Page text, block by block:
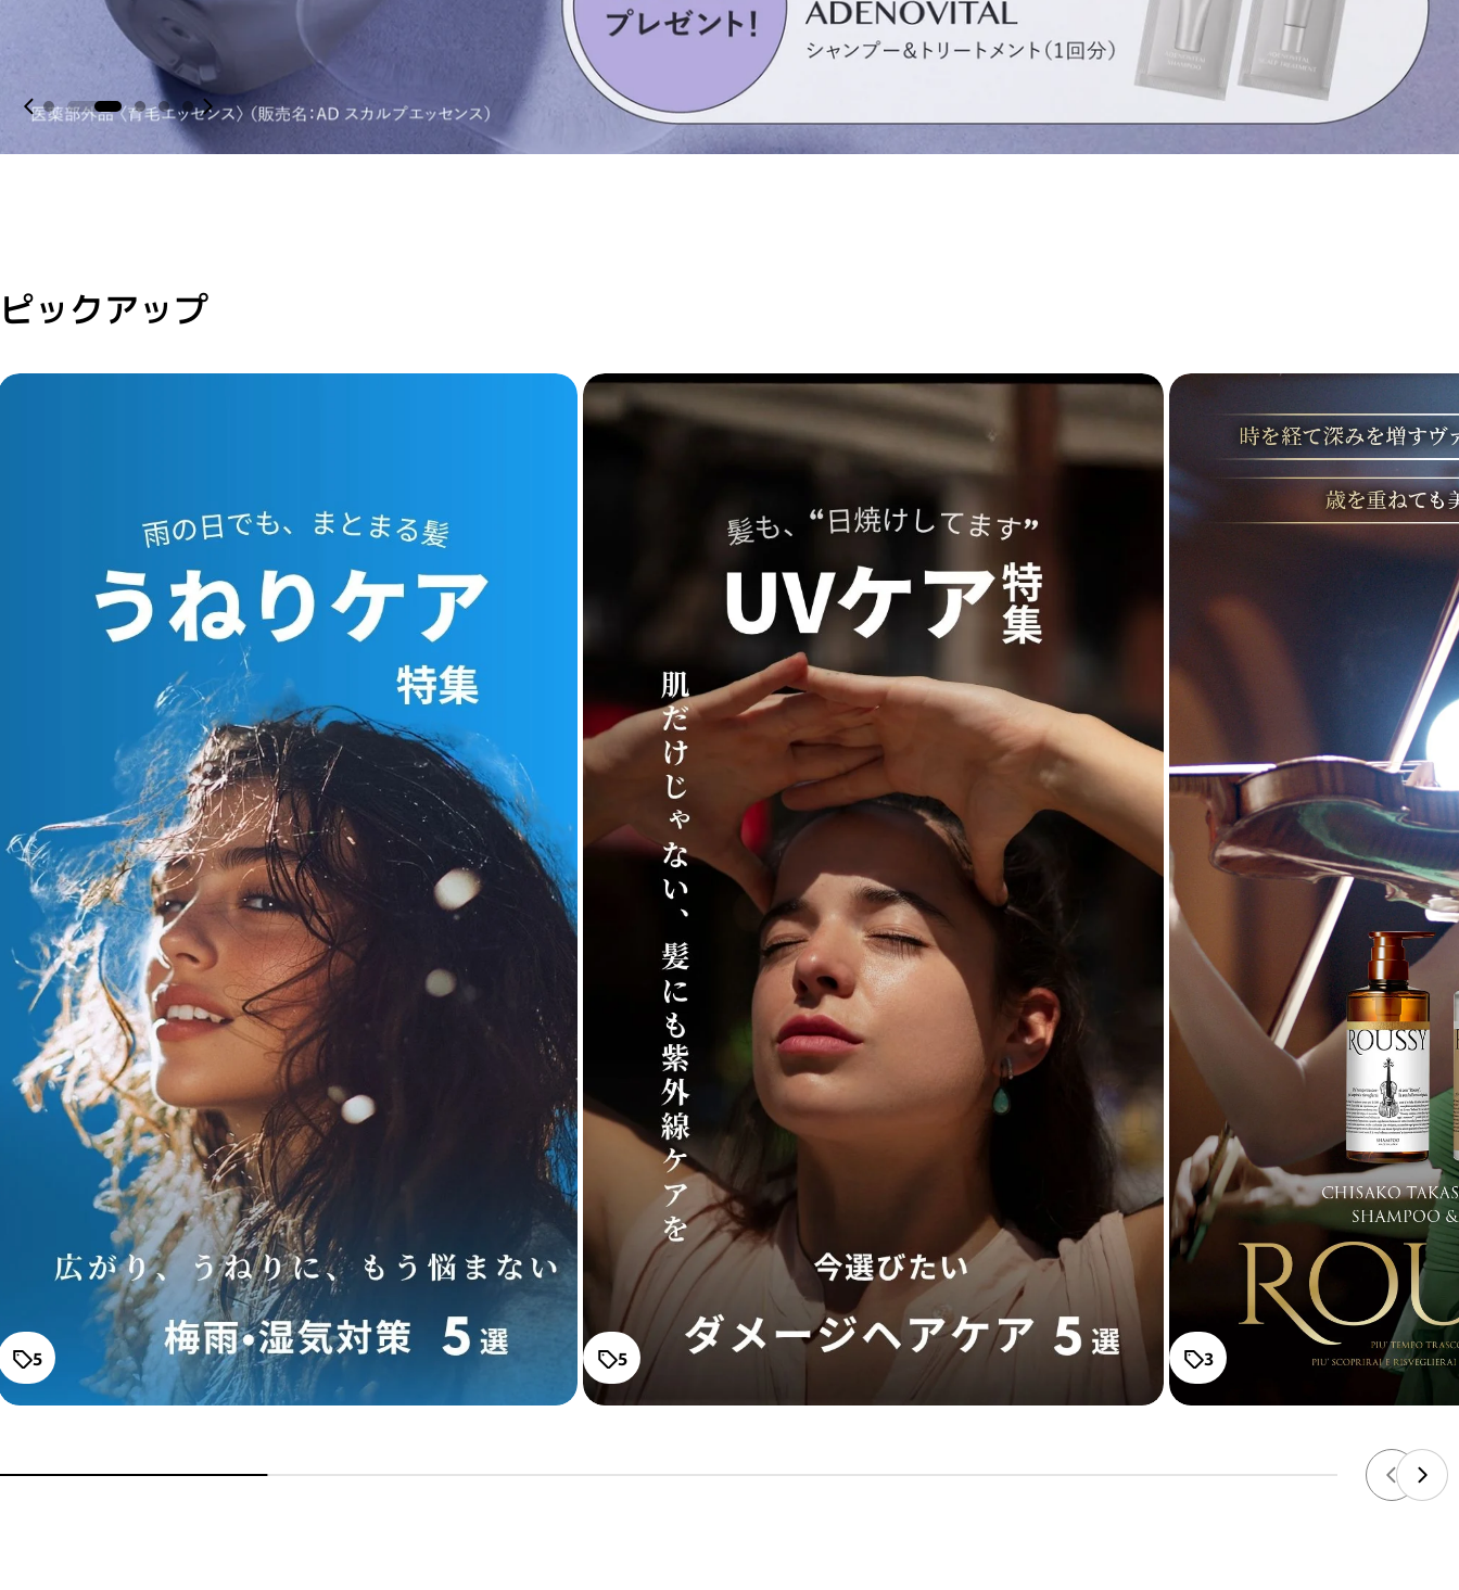
サブリミック正規販売店・2〜3問の簡単な問診にお答えく
ださい。
ピックアップ
5
SUBLIMIC サブリミック エア
リーフロー シャンプー h
通常価格
¥3,080～
SUBLIMIC サブリミック エア
リーフロー マスク h : まとま
りにくい髪
通常価格
¥5,170
FLOWDIA フローディア シャ
ンプー グランストレッチ
通常価格
¥2,970～
FLOWDIA フローディア トリ
ートメント グランストレッ
チ
通常価格
¥3,190～
ストレーニア ケアストレー
トブラシ
通常価格
¥10,780
5
LOA THE PERFUME UV
SPRAY ロア ザ パフューム
UVスプレー BLANCHE（ブラ
ンシュ）
通常価格
¥4,400
LOA THE PERFUME UV
SPRAY ロア ザ パフューム
UVスプレー Neroli Smoke
tea (ネロリスモークティー)
通常価格
¥4,400
V3 ボディ プロテクション サ
ンスクリーン
通常価格
¥5,500
ィングオイル
サマーバー UVスプレー
通常価格
¥1,540
3
Button
高
通
高
ー
通
高
メ
通